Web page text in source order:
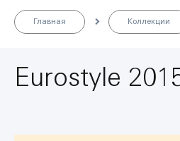
Главная Коллекции
Eurostyle